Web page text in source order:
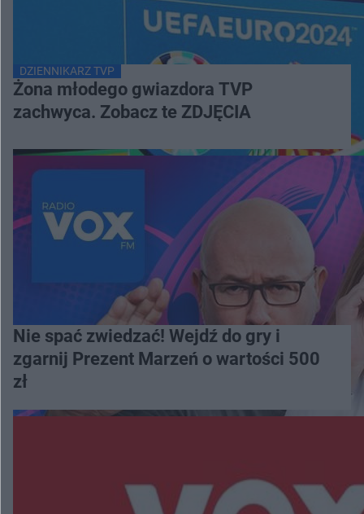
DZIENNIKARZ TVP
Żona młodego gwiazdora TVP
zachwyca. Zobacz te ZDJĘCIA
Nie spać zwiedzać! Wejdź do gry i
zgarnij Prezent Marzeń o wartości 500
zł